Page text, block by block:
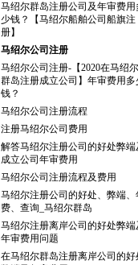
马绍尔群岛注册公司及年审费用
少钱？【马绍尔船舶公司船旗注
册】
马绍尔公司注册
马绍尔公司注册-【2020在马绍尔
群岛注册成立公司】年审费用多
钱？
马绍尔公司注册流程
注册马绍尔公司费用
解答马绍尔注册公司的好处弊端
成立公司年审费用
马绍尔公司注册流程及费用
马绍尔注册公司的好处、弊端、
费、查询_马绍尔群岛
马绍尔注册离岸公司的好处弊端
年审费用问题
在马绍尔群岛注册离岸公司的好